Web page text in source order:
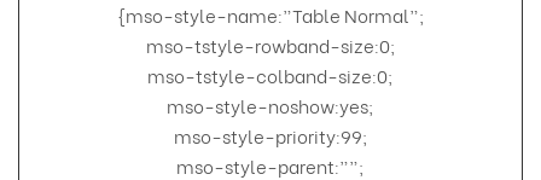
{mso-style-name:”Table Normal”;
mso-tstyle-rowband-size:0;
mso-tstyle-colband-size:0;
mso-style-noshow:yes;
mso-style-priority:99;
mso-style-parent:””;